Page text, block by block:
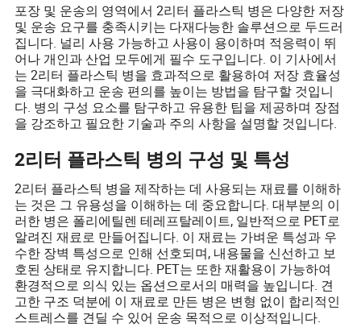
포장 및 운송의 영역에서 2리터 플라스틱 병은 다양한 저장
및 운송 요구를 충족시키는 다재다능한 솔루션으로 두드러
집니다. 널리 사용 가능하고 사용이 용이하며 적응력이 뛰
어나 개인과 산업 모두에게 필수 도구입니다. 이 기사에서
는 2리터 플라스틱 병을 효과적으로 활용하여 저장 효율성
을 극대화하고 운송 편의를 높이는 방법을 탐구할 것입니
다. 병의 구성 요소를 탐구하고 유용한 팁을 제공하며 장점
을 강조하고 필요한 기술과 주의 사항을 설명할 것입니다.
2리터 플라스틱 병의 구성 및 특성
2리터 플라스틱 병을 제작하는 데 사용되는 재료를 이해하
는 것은 그 유용성을 이해하는 데 중요합니다. 대부분의 이
러한 병은 폴리에틸렌 테레프탈레이트, 일반적으로 PET로
알려진 재료로 만들어집니다. 이 재료는 가벼운 특성과 우
수한 장벽 특성으로 인해 선호되며, 내용물을 신선하고 보
호된 상태로 유지합니다. PET는 또한 재활용이 가능하여
환경적으로 의식 있는 옵션으로서의 매력을 높입니다. 견
고한 구조 덕분에 이 재료로 만든 병은 변형 없이 합리적인
스트레스를 견딜 수 있어 운송 목적으로 이상적입니다.